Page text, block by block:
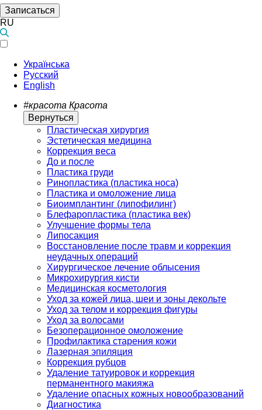
Записаться
RU
Українська
Русский
English
#красота Красота
Вернуться
Пластическая хирургия
Эстетическая медицина
Коррекция веса
До и после
Пластика груди
Ринопластика (пластика носа)
Пластика и омоложение лица
Биоимплантинг (липофилинг)
Блефаропластика (пластика век)
Улучшение формы тела
Липосакция
Восстановление после травм и коррекция
неудачных операций
Хирургическое лечение облысения
Микрохирургия кисти
Медицинская косметология
Уход за кожей лица, шеи и зоны декольте
Уход за телом и коррекция фигуры
Уход за волосами
Безоперационное омоложение
Профилактика старения кожи
Лазерная эпиляция
Коррекция рубцов
Удаление татуировок и коррекция
перманентного макияжа
Удаление опасных кожных новообразований
Диагностика